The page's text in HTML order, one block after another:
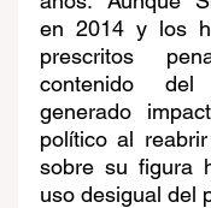
en 2014 y los
prescritos
contenido
generado
político al
sobre su figura
uso desigual del